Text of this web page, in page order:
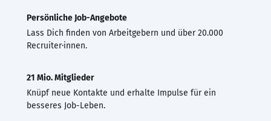
Persönliche Job-Angebote
Lass Dich finden von Arbeitgebern und über 20.000
Recruiter·innen.
21 Mio. Mitglieder
Knüpf neue Kontakte und erhalte Impulse für ein
besseres Job-Leben.